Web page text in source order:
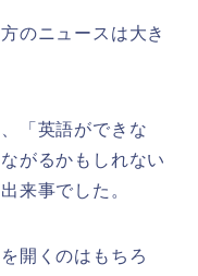
のニュースは大き
「英語ができな
がるかもしれない
来事でした。
開くのはもちろ